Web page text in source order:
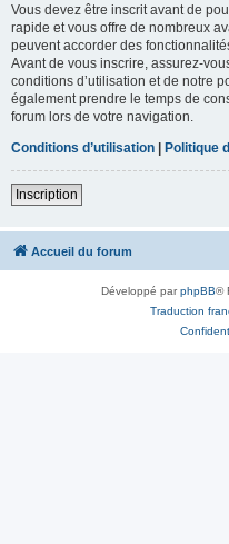
Vous devez être inscrit avant de
rapide et vous offre de nombreux
peuvent accorder des
Avant de vous inscrire, assurez-
conditions d’utilisation et de notre
également prendre le temps de
forum lors de votre navigation.
Conditions d’utilisation | Politique
Inscription
Accueil du forum
Développé parphpBB®
Traduction